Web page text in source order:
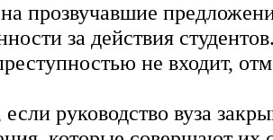
прозвучавшие
за действия
не входит,
руководство вуза